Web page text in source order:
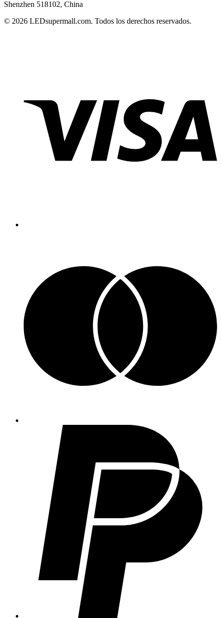
Shenzhen 518102, China
© 2026 LEDsupermall.com. Todos los derechos reservados.